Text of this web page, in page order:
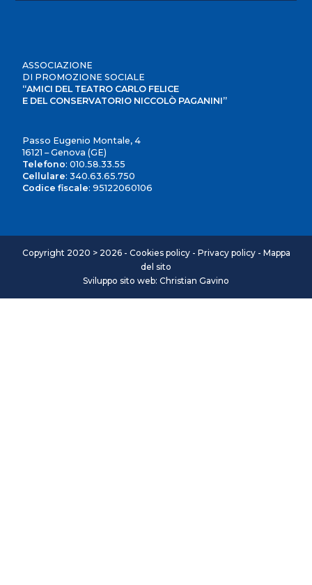
ASSOCIAZIONE
DI PROMOZIONE SOCIALE
“AMICI DEL TEATRO CARLO FELICE
E DEL CONSERVATORIO NICCOLÒ PAGANINI”
Passo Eugenio Montale, 4
16121 – Genova (GE)
Telefono:010.58.33.55
Cellulare:340.63.65.750
Codice fiscale: 95122060106
Copyright 2020 > 2026 - Cookies policy- Privacy policy- Mappa
del sito
Sviluppo sito web: Christian Gavino